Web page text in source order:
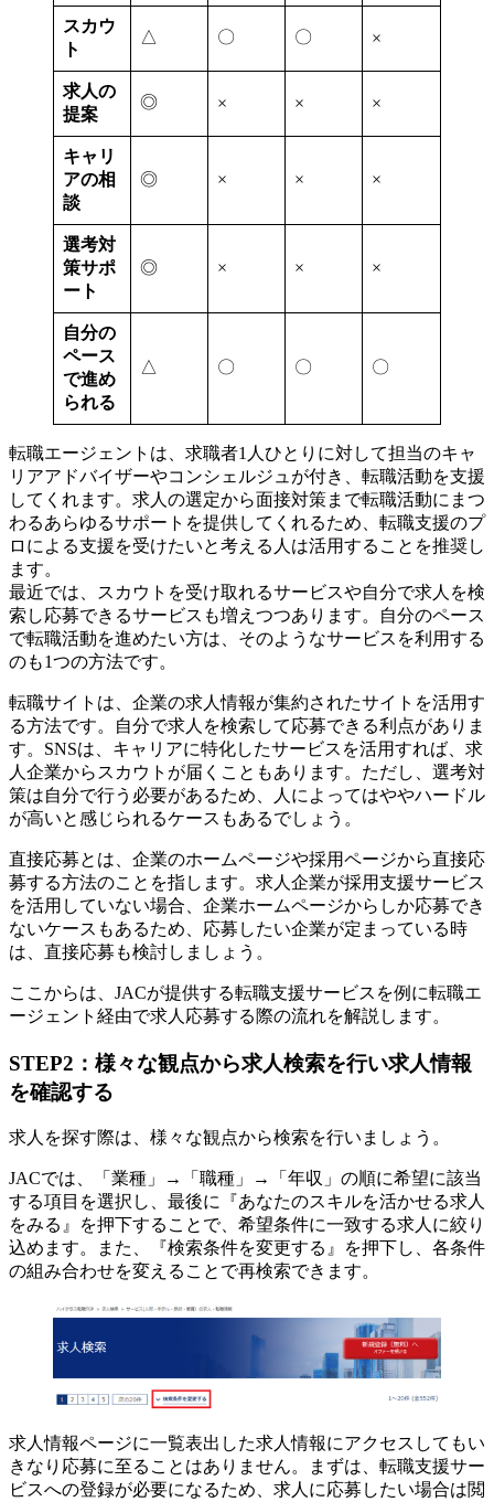
スカウ
ト
△ 〇 〇 ×
求人の
提案
◎ × × ×
キャリ
アの相
談
◎ × × ×
選考対
策サポ
ート
◎ × × ×
自分の
ペース
で進め
られる
△ 〇 〇 〇
転職エージェントは、求職者1人ひとりに対して担当のキャ
リアアドバイザーやコンシェルジュが付き、転職活動を支援
してくれます。求人の選定から面接対策まで転職活動にまつ
わるあらゆるサポートを提供してくれるため、転職支援のプ
ロによる支援を受けたいと考える人は活用することを推奨し
ます。
最近では、スカウトを受け取れるサービスや自分で求人を検
索し応募できるサービスも増えつつあります。自分のペース
で転職活動を進めたい方は、そのようなサービスを利用する
のも1つの方法です。
転職サイトは、企業の求人情報が集約されたサイトを活用す
る方法です。自分で求人を検索して応募できる利点がありま
す。SNSは、キャリアに特化したサービスを活用すれば、求
人企業からスカウトが届くこともあります。ただし、選考対
策は自分で行う必要があるため、人によってはややハードル
が高いと感じられるケースもあるでしょう。
直接応募とは、企業のホームページや採用ページから直接応
募する方法のことを指します。求人企業が採用支援サービス
を活用していない場合、企業ホームページからしか応募でき
ないケースもあるため、応募したい企業が定まっている時
は、直接応募も検討しましょう。
ここからは、JACが提供する転職支援サービスを例に転職エ
ージェント経由で求人応募する際の流れを解説します。
STEP2：様々な観点から求人検索を行い求人情報
を確認する
求人を探す際は、様々な観点から検索を行いましょう。
JACでは、「業種」→「職種」→「年収」の順に希望に該当
する項目を選択し、最後に『あなたのスキルを活かせる求人
をみる』を押下することで、希望条件に一致する求人に絞り
込めます。また、『検索条件を変更する』を押下し、各条件
の組み合わせを変えることで再検索できます。
求人情報ページに一覧表出した求人情報にアクセスしてもい
きなり応募に至ることはありません。まずは、転職支援サー
ビスへの登録が必要になるため、求人に応募したい場合は閲